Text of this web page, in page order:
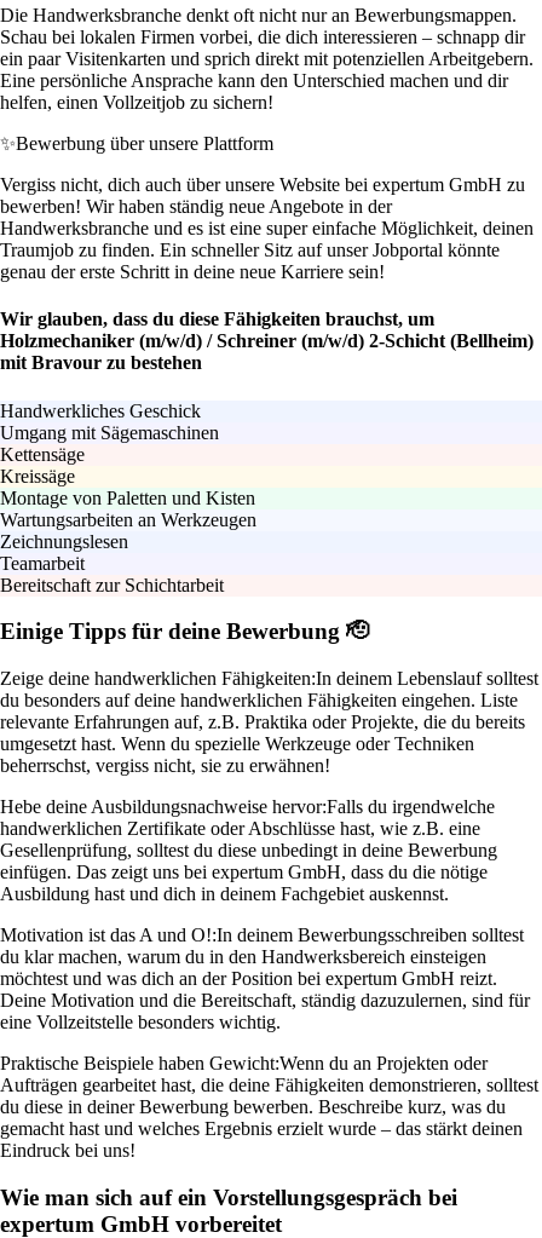
Die Handwerksbranche denkt oft nicht nur an Bewerbungsmappen.
Schau bei lokalen Firmen vorbei, die dich interessieren – schnapp dir
ein paar Visitenkarten und sprich direkt mit potenziellen Arbeitgebern.
Eine persönliche Ansprache kann den Unterschied machen und dir
helfen, einen Vollzeitjob zu sichern!
✨Bewerbung über unsere Plattform
Vergiss nicht, dich auch über unsere Website bei expertum GmbH zu
bewerben! Wir haben ständig neue Angebote in der
Handwerksbranche und es ist eine super einfache Möglichkeit, deinen
Traumjob zu finden. Ein schneller Sitz auf unser Jobportal könnte
genau der erste Schritt in deine neue Karriere sein!
Wir glauben, dass du diese Fähigkeiten brauchst, um
Holzmechaniker (m/w/d) / Schreiner (m/w/d) 2-Schicht (Bellheim)
mit Bravour zu bestehen
Handwerkliches Geschick
Umgang mit Sägemaschinen
Kettensäge
Kreissäge
Montage von Paletten und Kisten
Wartungsarbeiten an Werkzeugen
Zeichnungslesen
Teamarbeit
Bereitschaft zur Schichtarbeit
Einige Tipps für deine Bewerbung 🫡
Zeige deine handwerklichen Fähigkeiten:In deinem Lebenslauf solltest
du besonders auf deine handwerklichen Fähigkeiten eingehen. Liste
relevante Erfahrungen auf, z.B. Praktika oder Projekte, die du bereits
umgesetzt hast. Wenn du spezielle Werkzeuge oder Techniken
beherrschst, vergiss nicht, sie zu erwähnen!
Hebe deine Ausbildungsnachweise hervor:Falls du irgendwelche
handwerklichen Zertifikate oder Abschlüsse hast, wie z.B. eine
Gesellenprüfung, solltest du diese unbedingt in deine Bewerbung
einfügen. Das zeigt uns bei expertum GmbH, dass du die nötige
Ausbildung hast und dich in deinem Fachgebiet auskennst.
Motivation ist das A und O!:In deinem Bewerbungsschreiben solltest
du klar machen, warum du in den Handwerksbereich einsteigen
möchtest und was dich an der Position bei expertum GmbH reizt.
Deine Motivation und die Bereitschaft, ständig dazuzulernen, sind für
eine Vollzeitstelle besonders wichtig.
Praktische Beispiele haben Gewicht:Wenn du an Projekten oder
Aufträgen gearbeitet hast, die deine Fähigkeiten demonstrieren, solltest
du diese in deiner Bewerbung bewerben. Beschreibe kurz, was du
gemacht hast und welches Ergebnis erzielt wurde – das stärkt deinen
Eindruck bei uns!
Wie man sich auf ein Vorstellungsgespräch bei
expertum GmbH vorbereitet